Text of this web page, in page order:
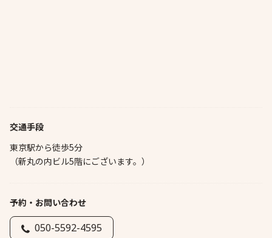
交通手段
東京駅から徒歩5分
（新丸の内ビル5階にございます。）
予約・お問い合わせ
050-5592-4595